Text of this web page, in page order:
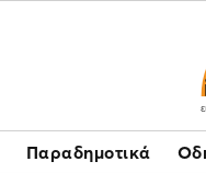
Παραδημοτικά